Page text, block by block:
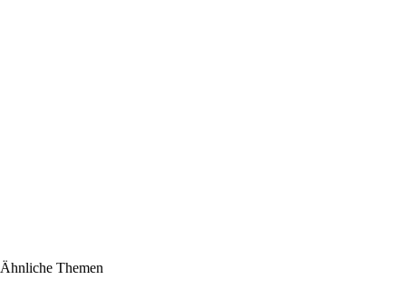
Ähnliche Themen